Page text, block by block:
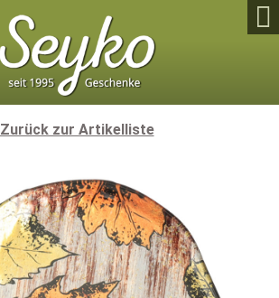

Zurück zur Artikelliste